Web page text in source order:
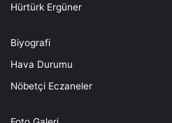
Hürtürk Ergüner
Biyografi
Hava Durumu
Nöbetçi Eczaneler